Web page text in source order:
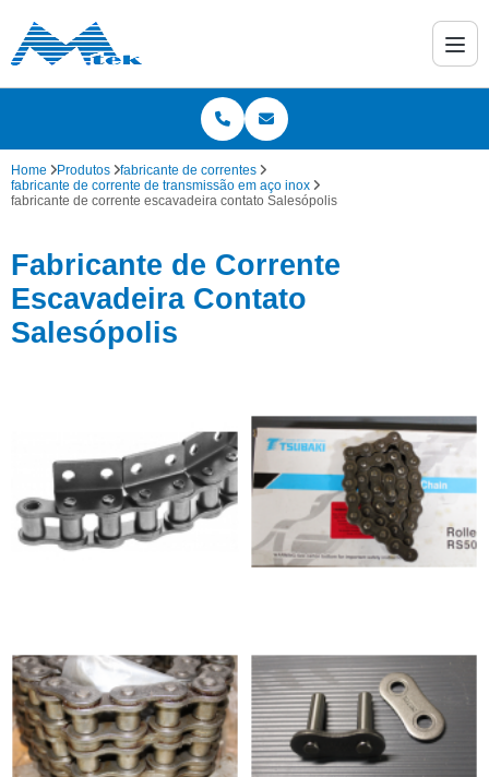
Home Produtos
fabricante de correntes
fabricante de corrente de transmissão em aço inox
fabricante de corrente escavadeira contato Salesópolis
Fabricante de Corrente
Escavadeira Contato
Salesópolis